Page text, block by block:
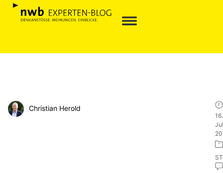
Christian Herold
16.